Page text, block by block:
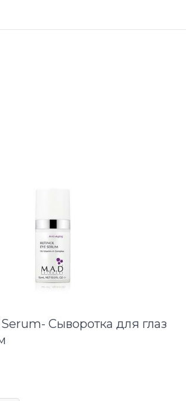
Сыворотка для глаз